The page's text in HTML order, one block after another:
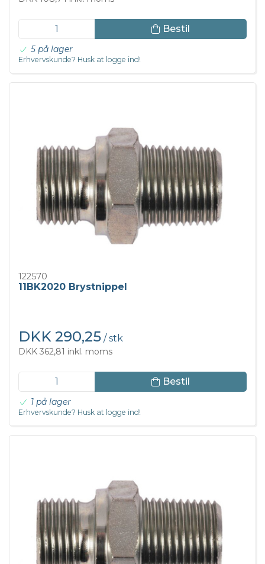
Bestil
5 på lager
Erhvervskunde? Husk at logge ind!
122570
11BK2020 Brystnippel
DKK 290,25 / stk
DKK 362,81 inkl. moms
Bestil
1 på lager
Erhvervskunde? Husk at logge ind!